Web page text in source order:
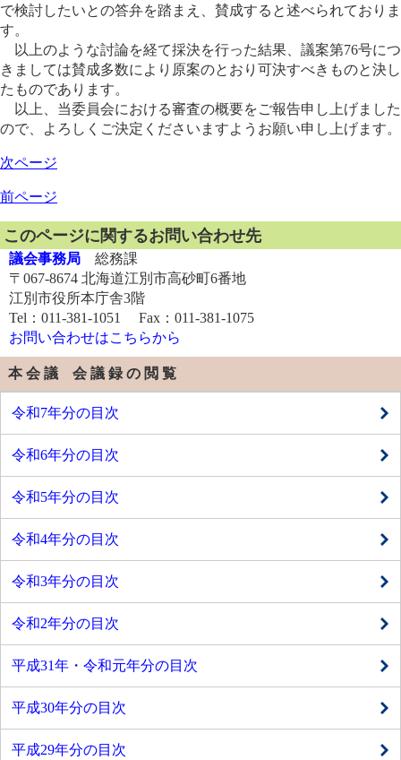
で検討したいとの答弁を踏まえ、賛成すると述べられておりま
す。
以上のような討論を経て採決を行った結果、議案第76号につ
きましては賛成多数により原案のとおり可決すべきものと決し
たものであります。
以上、当委員会における審査の概要をご報告申し上げました
ので、よろしくご決定くださいますようお願い申し上げます。
次ページ
前ページ
このページに関するお問い合わせ先
議会事務局 総務課
〒067-8674 北海道江別市高砂町6番地
江別市役所本庁舎3階
Tel：011-381-1051 Fax：011-381-1075
お問い合わせはこちらから
本 会 議 会 議 録 の 閲 覧
令和7年分の目次
令和6年分の目次
令和5年分の目次
令和4年分の目次
令和3年分の目次
令和2年分の目次
平成31年・令和元年分の目次
平成30年分の目次
平成29年分の目次